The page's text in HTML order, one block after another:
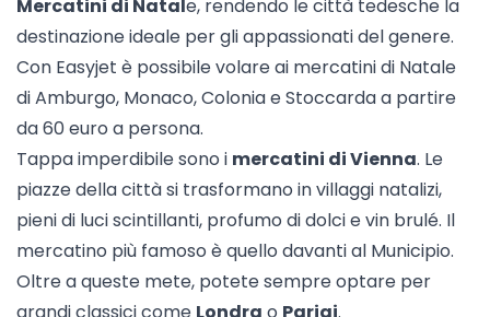
Mercatini di Natale, rendendo le città tedesche la
destinazione ideale per gli appassionati del genere.
Con Easyjet è possibile volare ai mercatini di Natale
di Amburgo, Monaco, Colonia e Stoccarda a partire
da 60 euro a persona.
Tappa imperdibile sono i mercatini di Vienna. Le
piazze della città si trasformano in villaggi natalizi,
pieni di luci scintillanti, profumo di dolci e vin brulé. Il
mercatino più famoso è quello davanti al Municipio.
Oltre a queste mete, potete sempre optare per